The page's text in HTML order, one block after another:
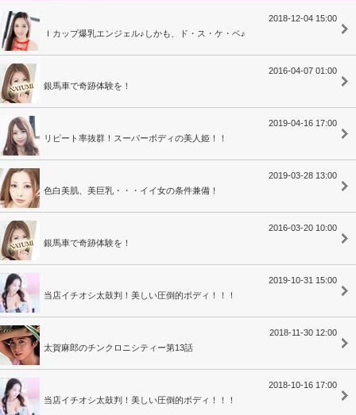
2018-12-04 15:00
Ｉカップ爆乳エンジェル♪しかも、ド・ス・ケ・ベ♪
2016-04-07 01:00
銀馬車で奇跡体験を！
2019-04-16 17:00
リピート率抜群！スーパーボディの美人姫！！
2019-03-28 13:00
色白美肌、美巨乳・・・イイ女の条件兼備！
2016-03-20 10:00
銀馬車で奇跡体験を！
2019-10-31 15:00
当店イチオシ太鼓判！美しい圧倒的ボディ！！！
2018-11-30 12:00
太賀麻郎のチンクロニシティー第13話
2018-10-16 17:00
当店イチオシ太鼓判！美しい圧倒的ボディ！！！